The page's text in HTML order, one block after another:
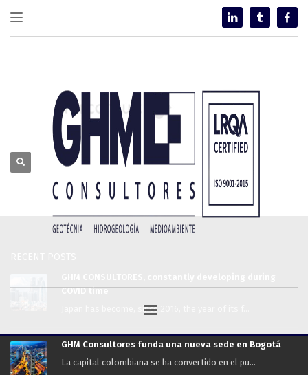
COVID time
Japan has become, since 2016, the year of its f...
GHM Consultores funda una nueva sede en Bogotá
La capital colombiana se ha convertido en el pu...